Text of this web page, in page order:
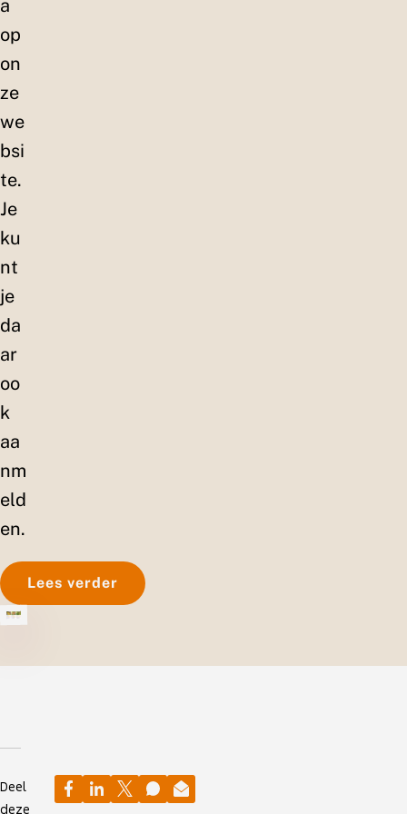
a
op
on
ze
we
bsi
te.
Je
ku
nt
je
da
ar
oo
k
aa
nm
eld
en.
Lees verder
Deel
deze